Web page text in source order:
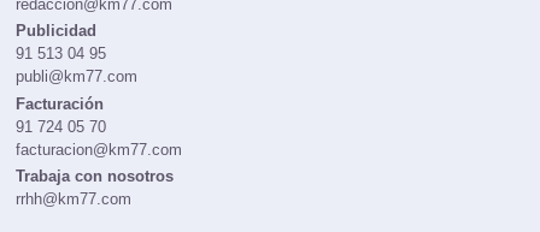
redaccion@km77.com
Publicidad
91 513 04 95
publi@km77.com
Facturación
91 724 05 70
facturacion@km77.com
Trabaja con nosotros
rrhh@km77.com